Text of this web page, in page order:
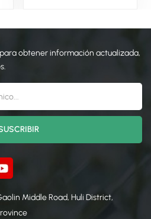
e
grandes cantidades de
reduciendo la
escalables, lo que los hace
adecuados para proyectos
a escala de servicios
los sistemas montados en
obtener información actualizada,
Middle Road, Huli District,